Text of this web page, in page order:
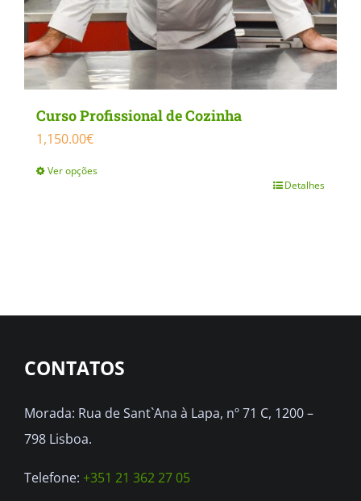
Curso Profissional de Cozinha
1,150.00€
Ver opções
The
may
chosen
on
the
Detalhes
CONTATOS
Morada: Rua de Sant`Ana à Lapa, nº 71 C, 1200 –
798 Lisboa.
Telefone: +351 21 362 27 05